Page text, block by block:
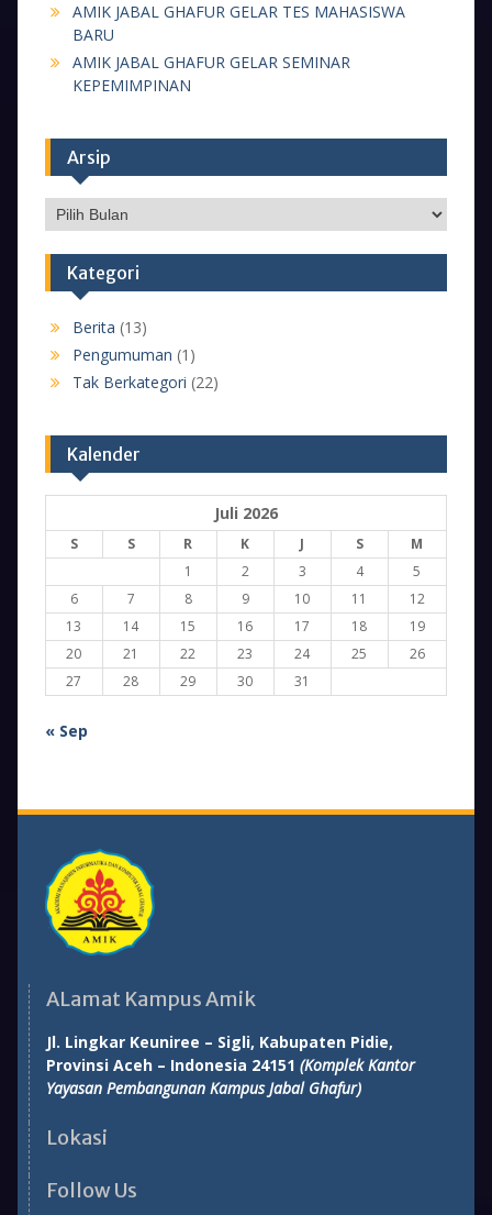
AMIK JABAL GHAFUR GELAR TES MAHASISWA
BARU
AMIK JABAL GHAFUR GELAR SEMINAR
KEPEMIMPINAN
Arsip
Arsip
Kategori
Berita (13)
Pengumuman (1)
Tak Berkategori (22)
Kalender
Juli 2026
S S R K J S
M
1
2 3 4
5
6
7 8 9 10 11
12
13
14 15 16 17 18
19
20
21 22 23 24 25
26
27
28 29 30 31
« Sep
ALamat Kampus Amik
Jl. Lingkar Keuniree – Sigli, Kabupaten Pidie,
Provinsi Aceh – Indonesia 24151 (Komplek Kantor
Yayasan Pembangunan Kampus Jabal Ghafur)
Lokasi
Follow Us